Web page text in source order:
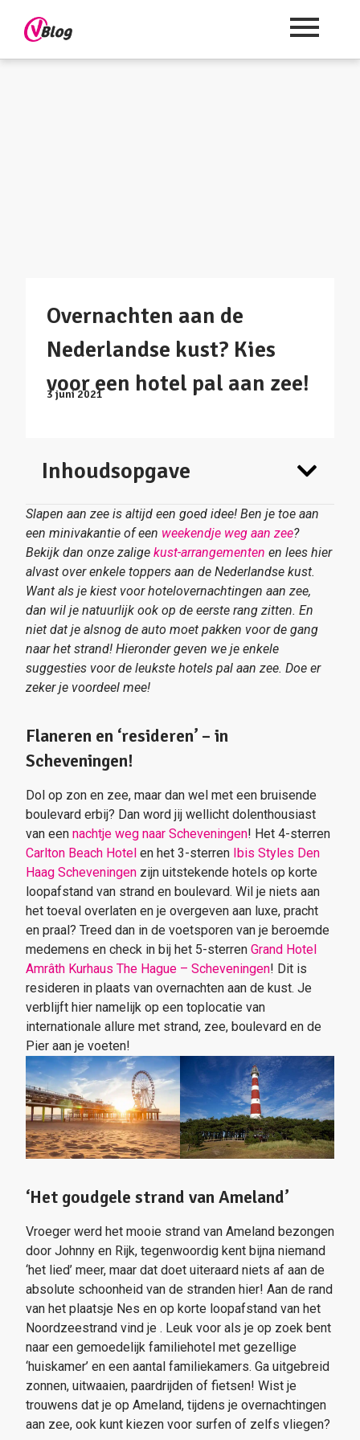
Overnachten aan de
Nederlandse kust? Kies
voor een hotel pal aan zee!
3 juni 2021
Inhoudsopgave
Slapen aan zee is altijd een goed idee! Ben je toe aan
een minivakantie of een weekendje weg aan zee?
Bekijk dan onze zalige kust-arrangementen en lees hier
alvast over enkele toppers aan de Nederlandse kust.
Want als je kiest voor hotelovernachtingen aan zee,
dan wil je natuurlijk ook op de eerste rang zitten. En
niet dat je alsnog de auto moet pakken voor de gang
naar het strand! Hieronder geven we je enkele
suggesties voor de leukste hotels pal aan zee. Doe er
zeker je voordeel mee!
Flaneren en ‘resideren’ – in
Scheveningen!
Dol op zon en zee, maar dan wel met een bruisende
boulevard erbij? Dan word jij wellicht dolenthousiast
van een nachtje weg naar Scheveningen! Het 4-sterren
Carlton Beach Hotel en het 3-sterren Ibis Styles Den
Haag Scheveningen zijn uitstekende hotels op korte
loopafstand van strand en boulevard. Wil je niets aan
het toeval overlaten en je overgeven aan luxe, pracht
en praal? Treed dan in de voetsporen van je beroemde
medemens en check in bij het 5-sterren Grand Hotel
Amrâth Kurhaus The Hague – Scheveningen! Dit is
resideren in plaats van overnachten aan de kust. Je
verblijft hier namelijk op een toplocatie van
internationale allure met strand, zee, boulevard en de
Pier aan je voeten!
‘Het goudgele strand van Ameland’
Vroeger werd het mooie strand van Ameland bezongen
door Johnny en Rijk, tegenwoordig kent bijna niemand
‘het lied’ meer, maar dat doet uiteraard niets af aan de
absolute schoonheid van de stranden hier! Aan de rand
van het plaatsje Nes en op korte loopafstand van het
Noordzeestrand vind je . Leuk voor als je op zoek bent
naar een gemoedelijk familiehotel met gezellige
‘huiskamer’ en een aantal familiekamers. Ga uitgebreid
zonnen, uitwaaien, paardrijden of fietsen! Wist je
trouwens dat je op Ameland, tijdens je overnachtingen
aan zee, ook kunt kiezen voor surfen of zelfs vliegen?